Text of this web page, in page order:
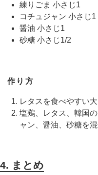
練りごま 小さじ1
コチュジャン 小さじ1
醤油 小さじ1
砂糖 小さじ1/2
作り方
レタスを食べやすい大
塩鶏、レタス、韓国
ャン、醤油、砂糖を混
4. まとめ